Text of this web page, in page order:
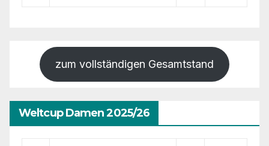
zum vollständigen Gesamtstand
Weltcup Damen 2025/26